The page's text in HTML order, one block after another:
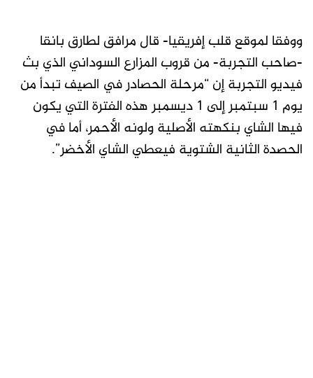
ووفقا لموقع قلب إفريقيا- قال مرافق لطارق بانقا
-صاحب التجربة- من قروب المزارع السوداني الذي بث
فيديو التجربة إن “مرحلة الحصادر في الصيف تبدأ من
يوم 1 سبتمبر إلى 1 ديسمبر هذه الفترة التي يكون
فيها الشاي بنكهته الأصلية ولونه الأحمر، أما في
الحصدة الثانية الشتوية فيعطي الشاي الأخضر”.